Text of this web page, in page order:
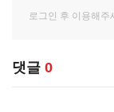
댓글 0